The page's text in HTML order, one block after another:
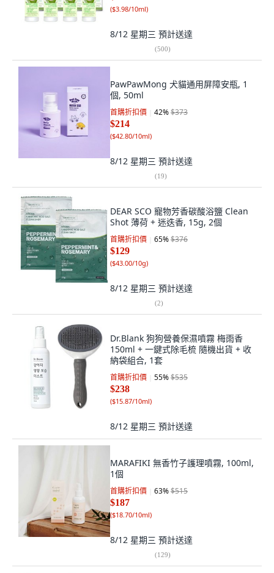
($3.98/10ml)
8/12 星期三 預計送達
(500)
PawPawMong 犬貓通用屏障安瓶, 1
個, 50ml
首購折扣價 42%$373
$214
($42.80/10ml)
8/12 星期三 預計送達
(19)
DEAR SCO 寵物芳香碳酸浴鹽 Clean
Shot 薄荷 + 迷迭香, 15g, 2個
首購折扣價 65%$376
$129
($43.00/10g)
8/12 星期三 預計送達
(2)
Dr.Blank 狗狗營養保濕噴霧 梅雨香
150ml + 一鍵式除毛梳 隨機出貨 + 收
納袋組合, 1套
首購折扣價 55%$535
$238
($15.87/10ml)
8/12 星期三 預計送達
MARAFIKI 無香竹子護理噴霧, 100ml,
1個
首購折扣價 63%$515
$187
($18.70/10ml)
8/12 星期三 預計送達
(129)